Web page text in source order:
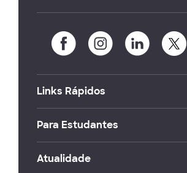
Links Rápidos
Para Estudantes
Atualidade